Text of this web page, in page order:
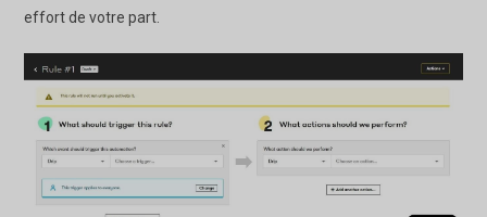
effort de votre part.